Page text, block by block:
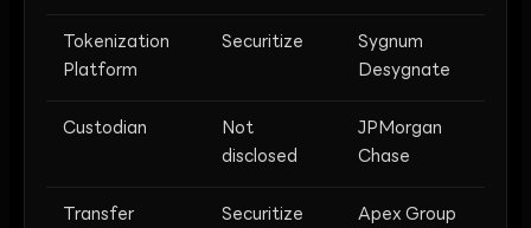
Tokenization
Platform
Securitize
Sygnum
Desygnate
Custodian
Not
disclosed
JPMorgan
Chase
Transfer
Securitize Apex Group